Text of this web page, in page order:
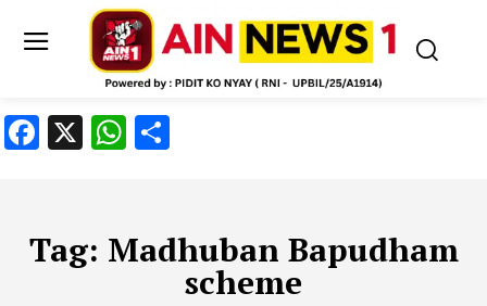
Facebook
X WhatsApp
Tag: Madhuban Bapudham
scheme